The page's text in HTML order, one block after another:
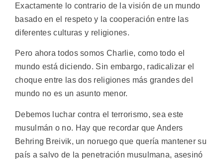
Exactamente lo contrario de la visión de un mundo
basado en el respeto y la cooperación entre las
diferentes culturas y religiones.
Pero ahora todos somos Charlie, como todo el
mundo está diciendo. Sin embargo, radicalizar el
choque entre las dos religiones más grandes del
mundo no es un asunto menor.
Debemos luchar contra el terrorismo, sea este
musulmán o no. Hay que recordar que Anders
Behring Breivik, un noruego que quería mantener su
país a salvo de la penetración musulmana, asesinó